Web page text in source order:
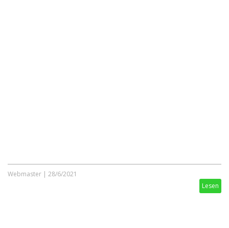
Webmaster | 28/6/2021
Lesen